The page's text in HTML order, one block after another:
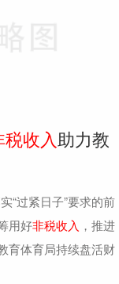
税收入助力教
“过紧日子”要求的前
用好非税收入 ，推进
育体育局持续盘活财